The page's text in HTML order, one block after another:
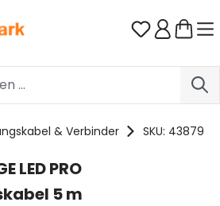
Du hast 0
& Verbinder SKU: 43879
LED PRO
5 m